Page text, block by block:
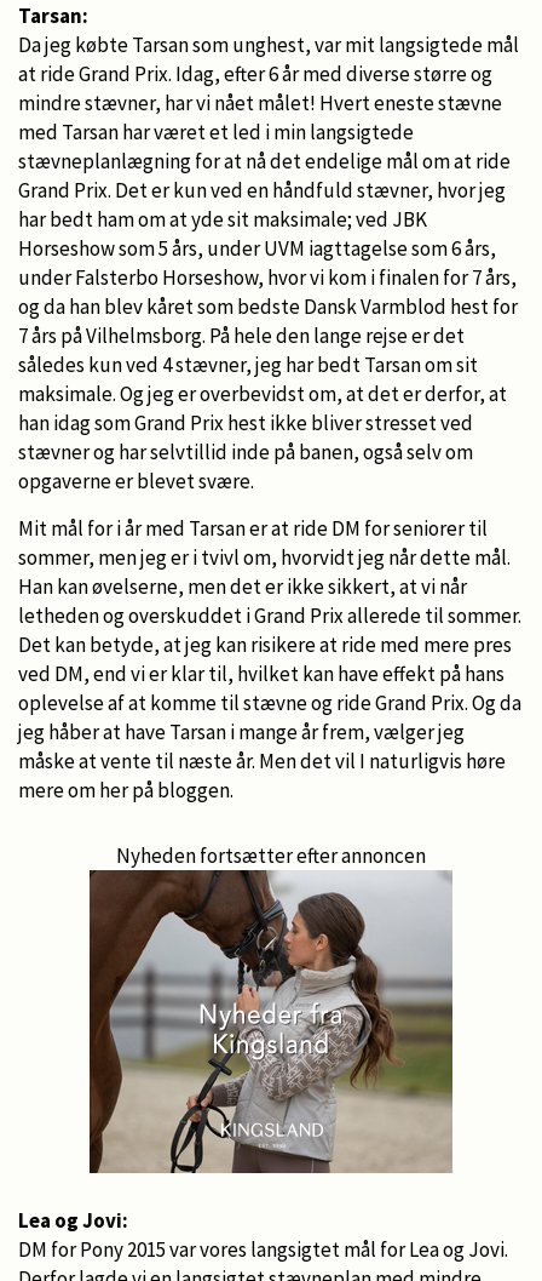
Tarsan:
Da jeg købte Tarsan som unghest, var mit langsigtede mål
at ride Grand Prix. Idag, efter 6 år med diverse større og
mindre stævner, har vi nået målet! Hvert eneste stævne
med Tarsan har været et led i min langsigtede
stævneplanlægning for at nå det endelige mål om at ride
Grand Prix. Det er kun ved en håndfuld stævner, hvor jeg
har bedt ham om at yde sit maksimale; ved JBK
Horseshow som 5 års, under UVM iagttagelse som 6 års,
under Falsterbo Horseshow, hvor vi kom i finalen for 7 års,
og da han blev kåret som bedste Dansk Varmblod hest for
7 års på Vilhelmsborg. På hele den lange rejse er det
således kun ved 4 stævner, jeg har bedt Tarsan om sit
maksimale. Og jeg er overbevidst om, at det er derfor, at
han idag som Grand Prix hest ikke bliver stresset ved
stævner og har selvtillid inde på banen, også selv om
opgaverne er blevet svære.
Mit mål for i år med Tarsan er at ride DM for seniorer til
sommer, men jeg er i tvivl om, hvorvidt jeg når dette mål.
Han kan øvelserne, men det er ikke sikkert, at vi når
letheden og overskuddet i Grand Prix allerede til sommer.
Det kan betyde, at jeg kan risikere at ride med mere pres
ved DM, end vi er klar til, hvilket kan have effekt på hans
oplevelse af at komme til stævne og ride Grand Prix. Og da
jeg håber at have Tarsan i mange år frem, vælger jeg
måske at vente til næste år. Men det vil I naturligvis høre
mere om her på bloggen.
Nyheden fortsætter efter annoncen
Lea og Jovi:
DM for Pony 2015 var vores langsigtet mål for Lea og Jovi.